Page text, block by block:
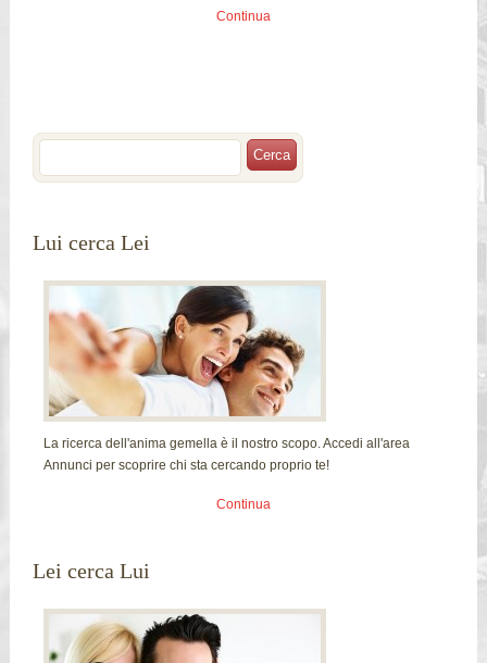
Continua
Lui cerca Lei
La ricerca dell'anima gemella è il nostro scopo. Accedi all'area
Annunci per scoprire chi sta cercando proprio te!
Continua
Lei cerca Lui